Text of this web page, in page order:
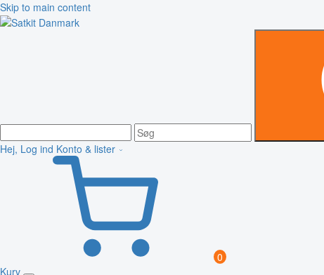
Skip to main content
Hej, Log ind Konto & lister
0
Kurv